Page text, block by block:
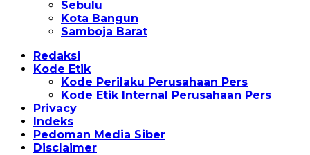
Sebulu
Kota Bangun
Samboja Barat
Redaksi
Kode Etik
Kode Perilaku Perusahaan Pers
Kode Etik Internal Perusahaan Pers
Privacy
Indeks
Pedoman Media Siber
Disclaimer